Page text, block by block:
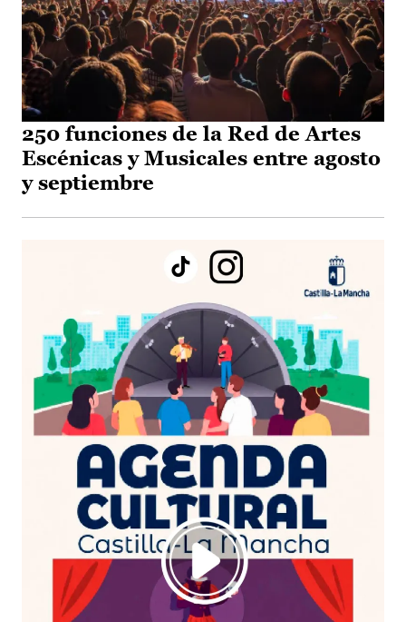
250 funciones de la Red de Artes
Escénicas y Musicales entre agosto
y septiembre